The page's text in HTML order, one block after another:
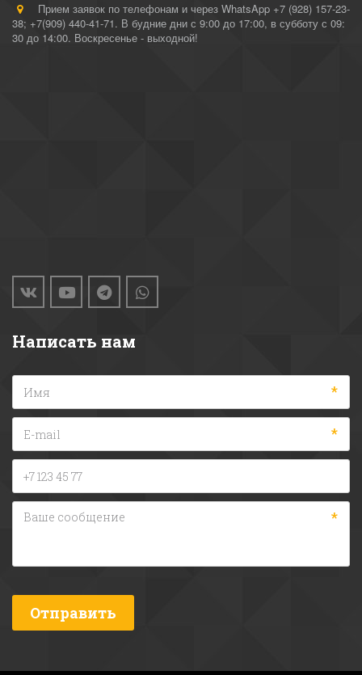
Прием заявок по телефонам и через WhatsApp +7 (928) 157-23-
38; +7(909) 440-41-71. В будние дни с 9:00 до 17:00, в субботу с 09:
30 до 14:00. Воскресенье - выходной!
Написать нам
*
*
*
Отправить